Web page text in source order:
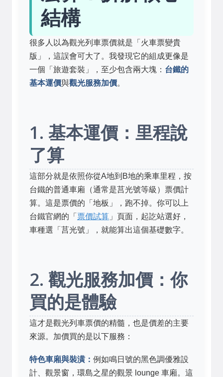
結構
很多人以為觀光列車票價就是「火車票變貴
版」，這誤會可大了。我發現它的組成更像是
一個「旅遊套裝」，至少包含兩大塊： 台鐵的
基本運價與觀光服務加價。
1. 基本運價：里程說
了算
這部分就是依照你從A地到B地的乘車里程，按
台鐵的普通車廂（通常是莒光號等級）票價計
算。這是票價的「地板」，跑不掉。你可以上
台鐵官網的「 票價試算 」頁面，起訖站選好，
車種選「莒光號」，就能算出這個基礎數字。
2. 觀光服務加價：你
買的是體驗
這才是觀光列車票價的精髓，也是價差的主要
來源。加價買的是以下服務：
特色車廂與裝潢： 例如鳴日號的黑色調優雅設
計、觀景窗，環島之星的觀景 lounge 車廂。這